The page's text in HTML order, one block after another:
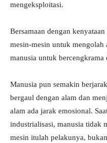
mengeksploitasi.
Bersamaan dengan
mesin-mesin untuk mengolah
manusia untuk bercengkrama
Manusia pun semakin
bergaul dengan alam dan
alam ada jarak emosional.
industrialisasi, manusia tidak
mesin itulah pelakunya,